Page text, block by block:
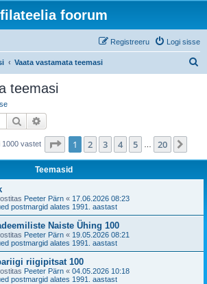
filateelia foorum
Logi sisse
Registreeru
Vaata vastamata teemasi
teemasi
Otsi
1000 vastet 1 . leht20 -st
1 2 3 4 5 20
Teemasid
Peeter Pärn « 17.06.2026 08:23
postmargid alates 1991. aastast
Naiste Ühing 100
Peeter Pärn « 19.05.2026 08:21
postmargid alates 1991. aastast
riigipitsat 100
Peeter Pärn « 04.05.2026 10:18
postmargid alates 1991. aastast